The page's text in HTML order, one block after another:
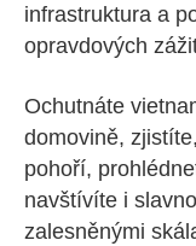
infrastruktura a
opravdových
Ochutnáte
domovině,
pohoří,
navštívíte i
zalesněnými